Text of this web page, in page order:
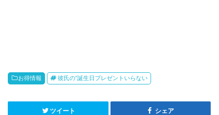
お得情報 彼氏の“誕生日プレゼントいらない
ツイート シェア